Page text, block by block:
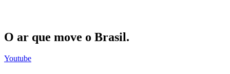
O ar que move o Brasil.
Youtube